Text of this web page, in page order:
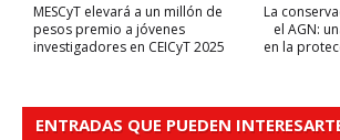
La
el AGN:
en la
MESCyT elevará a un millón de
pesos premio a jóvenes
investigadores en CEICyT 2025
ENTRADAS QUE PUEDEN